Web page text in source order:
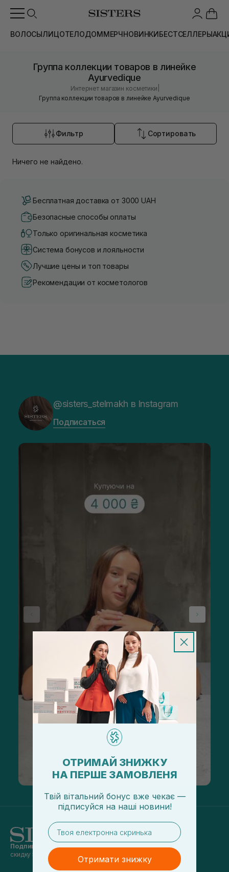
ВОЛОСЫЛИЦОТЕЛОДОММЕРЧНОВИНКИБЕСТСЕЛЛЕРЫ
Группа коллекции товаров в линейке
Ayurvedique
Интернет магазин косметики
Группа коллекции товаров в линейке Ayurvedique
Фильтр Сортировать
Ничего не найдено.
Бесплатная доставка от 3000 UAH
Безопасные способы оплаты
Только оригинальная косметика
Система бонусов и лояльности
Лучшие цены и топ товары
Рекомендации от косметологов
@sisters_stelmakh в Instagram
Подписаться
Подпишись на наши новостии получай
скидку 5% на первый заказ
ОТРИМАЙ ЗНИЖКУ
НА ПЕРШЕ ЗАМОВЛЕНЯ
Твій вітальний бонус вже чекає —
підписуйся на наші новини!
email
Отримати знижку